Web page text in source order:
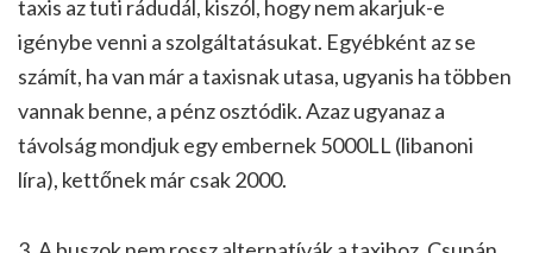
taxis az tuti rádudál, kiszól, hogy nem akarjuk-e
igénybe venni a szolgáltatásukat. Egyébként az se
számít, ha van már a taxisnak utasa, ugyanis ha többen
vannak benne, a pénz osztódik. Azaz ugyanaz a
távolság mondjuk egy embernek 5000LL (libanoni
líra), kettőnek már csak 2000.